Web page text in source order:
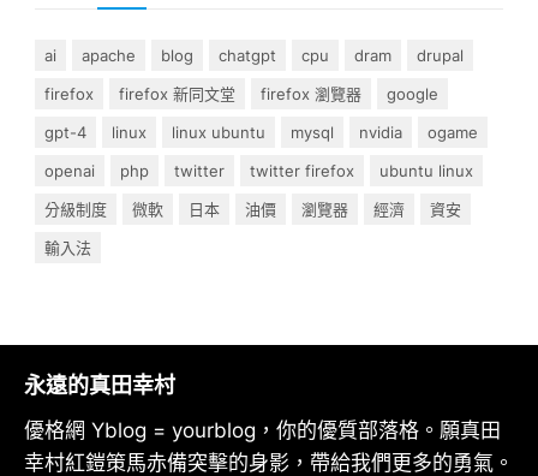
ai apache blog chatgpt cpu dram
drupal
firefox
firefox 新同文堂 firefox 瀏覽器
google
gpt-4
linux linux ubuntu mysql nvidia
ogame
openai
php twitter twitter firefox
ubuntu linux
分級制度
微軟 日本 油價 瀏覽器 經濟
資安
輸入法
永遠的真田幸村
優格網 Yblog = yourblog，你的優質部落格。願真田
幸村紅鎧策馬赤備突擊的身影，帶給我們更多的勇氣。